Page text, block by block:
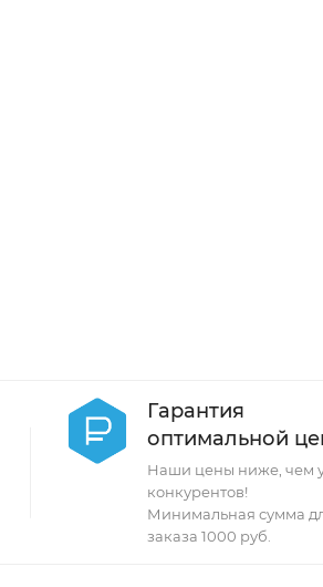
Гарантия
оптимальной
Наши цены ниже, чем
конкурентов!
Минимальная сумма
заказа 1000 руб.